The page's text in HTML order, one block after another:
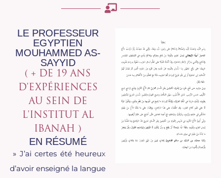
LE PROFESSEUR
EGYPTIEN
MOUHAMMED AS-
SAYYID
( + DE 19 ANS
D'EXPÉRIENCES
AU SEIN DE
L'INSTITUT AL
IBANAH )
EN RÉSUMÉ
» J’ai certes été heureux
d’avoir enseigné la langue